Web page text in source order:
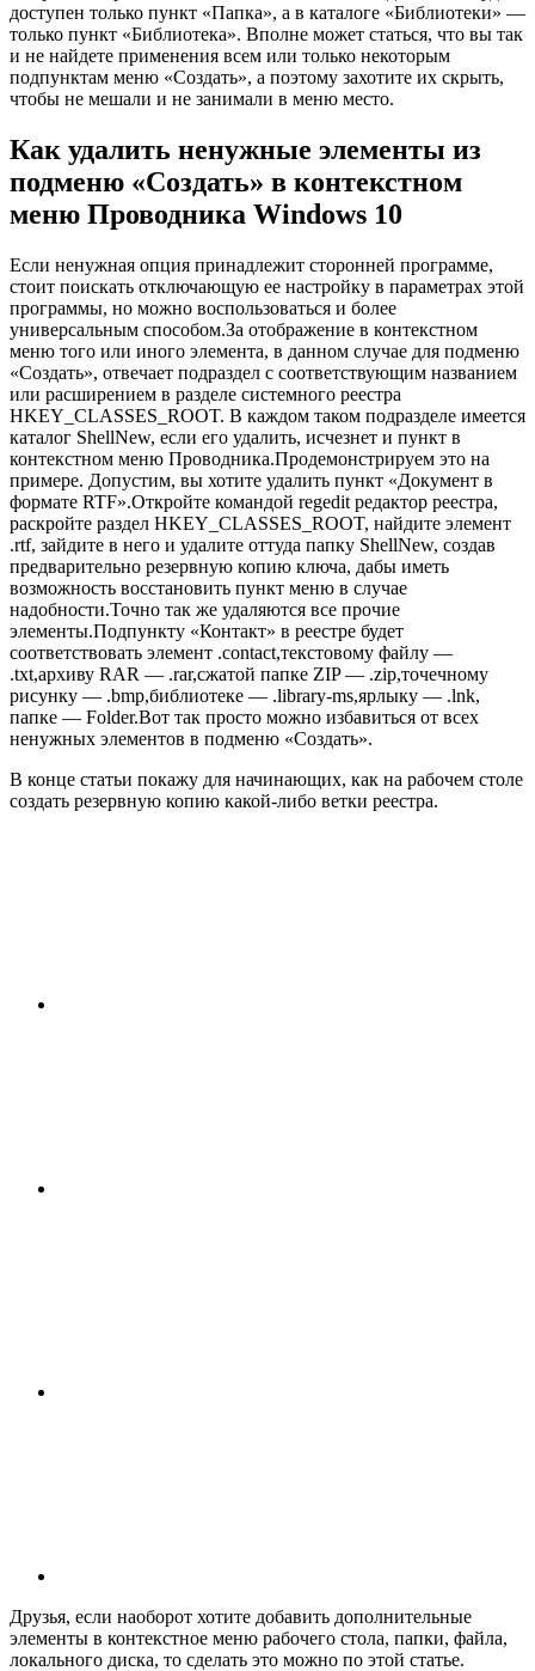
доступен только пункт «Папка», а в каталоге «Библиотеки» —
только пункт «Библиотека». Вполне может статься, что вы так
и не найдете применения всем или только некоторым
подпунктам меню «Создать», а поэтому захотите их скрыть,
чтобы не мешали и не занимали в меню место.
Как удалить ненужные элементы из
подменю «Создать» в контекстном
меню Проводника Windows 10
Если ненужная опция принадлежит сторонней программе,
стоит поискать отключающую ее настройку в параметрах этой
программы, но можно воспользоваться и более
универсальным способом.За отображение в контекстном
меню того или иного элемента, в данном случае для подменю
«Создать», отвечает подраздел с соответствующим названием
или расширением в разделе системного реестра
HKEY_CLASSES_ROOT. В каждом таком подразделе имеется
каталог ShellNew, если его удалить, исчезнет и пункт в
контекстном меню Проводника.Продемонстрируем это на
примере. Допустим, вы хотите удалить пункт «Документ в
формате RTF».Откройте командой regedit редактор реестра,
раскройте раздел HKEY_CLASSES_ROOT, найдите элемент
.rtf, зайдите в него и удалите оттуда папку ShellNew, создав
предварительно резервную копию ключа, дабы иметь
возможность восстановить пункт меню в случае
надобности.Точно так же удаляются все прочие
элементы.Подпункту «Контакт» в реестре будет
соответствовать элемент .contact,текстовому файлу —
.tхt,архиву RAR — .rar,сжатой папке ZIP — .zip,точечному
рисунку — .bmp,библиотеке — .library-ms,ярлыку — .lnk,
папке — Folder.Вот так просто можно избавиться от всех
ненужных элементов в подменю «Создать».
В конце статьи покажу для начинающих, как на рабочем столе
создать резервную копию какой-либо ветки реестра.
Друзья, если наоборот хотите добавить дополнительные
элементы в контекстное меню рабочего стола, папки, файла,
локального диска, то сделать это можно по этой статье.